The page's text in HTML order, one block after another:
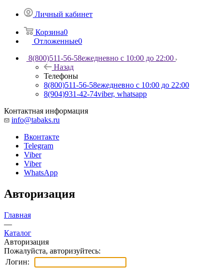
Личный кабинет
Корзина0
Отложенные0
8(800)511-56-58ежедневно с 10:00 до 22:00
Назад
Телефоны
8(800)511-56-58ежедневно с 10:00 до 22:00
8(904)931-42-74viber, whatsapp
Контактная информация
info@tabaks.ru
Вконтакте
Telegram
Viber
Viber
WhatsApp
Авторизация
Главная
—
Каталог
Авторизация
Пожалуйста, авторизуйтесь:
Логин: